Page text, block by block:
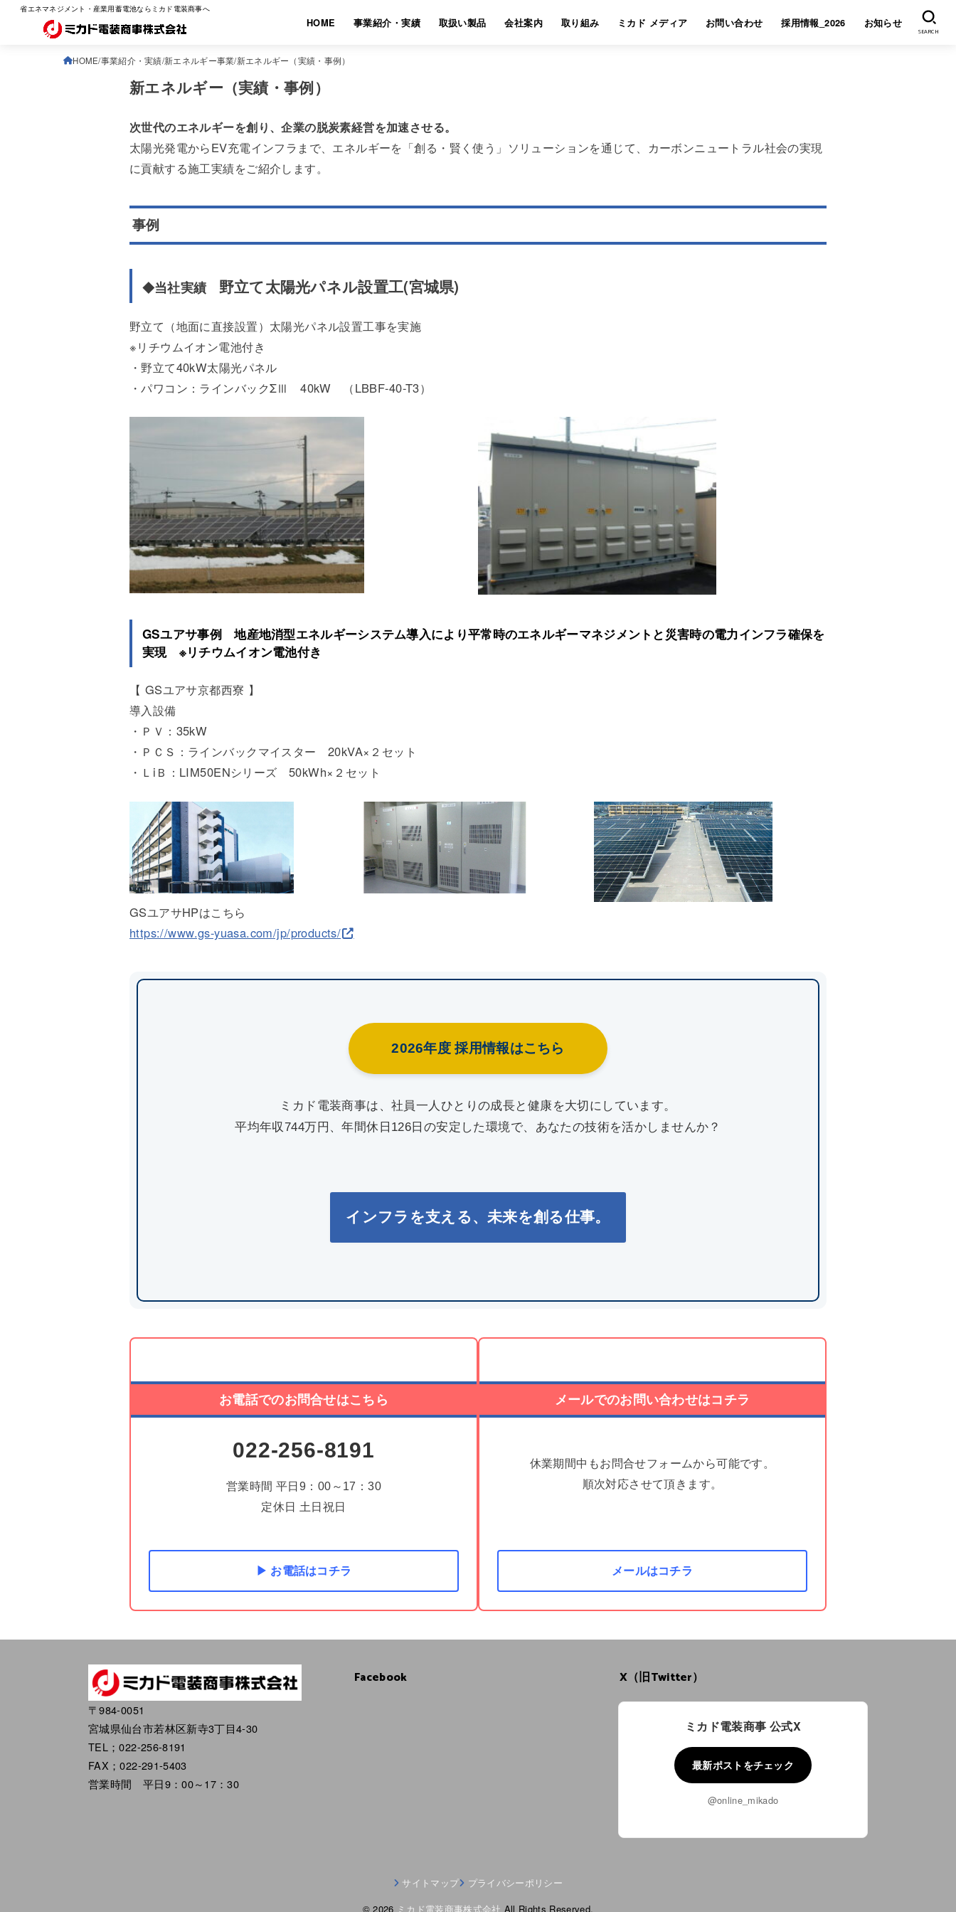
省エネマネジメント・産業用蓄電池ならミカド電装商事へ
HOME 事業紹介・実績 取扱い製品 会社案内 取り組み ミカド メディア お問い合わせ 採用情報_2026 お知らせ
SEARCH
HOME 事業紹介・実績 新エネルギー事業 新エネルギー（実績・事例）
新エネルギー（実績・事例）
次世代のエネルギーを創り、企業の脱炭素経営を加速させる。
太陽光発電からEV充電インフラまで、エネルギーを「創る・賢く使う」ソリューションを通じて、カーボンニュートラル社会の実現
に貢献する施工実績をご紹介します。
事例
◆当社実績 野立て太陽光パネル設置工(宮城県)
野立て（地面に直接設置）太陽光パネル設置工事を実施
※リチウムイオン電池付き
・野立て40kW太陽光パネル
・パワコン：ラインバックΣⅢ 40kW （LBBF-40-T3）
GSユアサ事例地産地消型エネルギーシステム導入により平常時のエネルギーマネジメントと災害時の電力インフラ確保を
実現
※リチウムイオン電池付き
【 GSユアサ京都西寮 】
導入設備
・ＰＶ：35kW
・ＰＣＳ：ラインバックマイスター 20kVA×２セット
・ＬiＢ：LIM50ENシリーズ 50kWh×２セット
GSユアサHPはこちら
https://www.gs-yuasa.com/jp/products/
2026年度 採用情報はこちら
ミカド電装商事は、社員一人ひとりの成長と健康を大切にしています。
平均年収744万円、年間休日126日の安定した環境で、あなたの技術を活かしませんか？
インフラを支える、未来を創る仕事。
お電話でのお問合せはこちら
022-256-8191
営業時間 平日9：00～17：30
定休日 土日祝日
▶ お電話はコチラ
メールでのお問い合わせはコチラ
休業期間中もお問合せフォームから可能です。
順次対応させて頂きます。
メールはコチラ
〒984-0051
宮城県仙台市若林区新寺3丁目4-30
TEL；022-256-8191
FAX；022-291-5403
営業時間 平日9：00～17：30
Facebook X（旧Twitter）
ミカド電装商事 公式X
最新ポストをチェック
@online_mikado
サイトマップ
プライバシーポリシー
© 2026 ミカド電装商事株式会社 All Rights Reserved.